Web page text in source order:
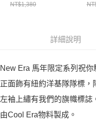
灰 NE14701122
NT$1,380
桃
詳細說明
New Era 馬年限定系列祝你
正面飾有紐約洋基隊隊標，
左袖上繡有我們的旗幟標誌
由Cool Era物料製成。